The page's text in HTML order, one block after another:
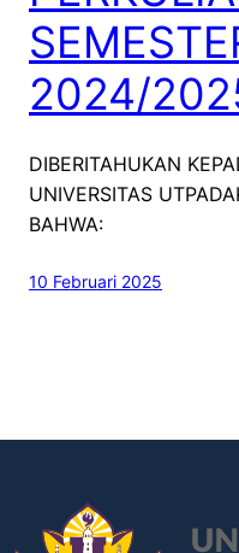
2024/
DIBERITAHUKAN
UNIVERSITAS
BAHWA:
10 Februari 2025